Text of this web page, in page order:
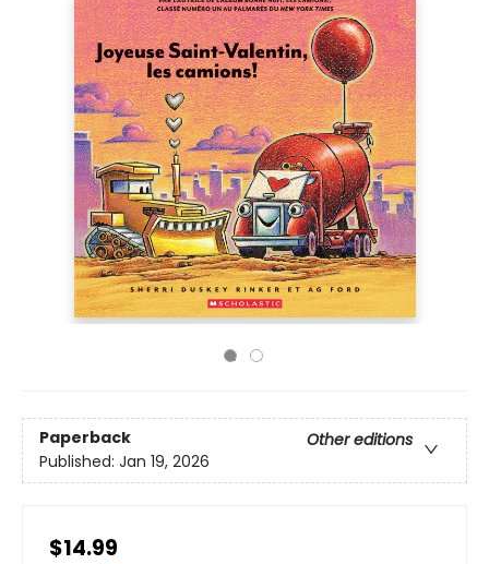
Paperback
Other editions
Published: Jan 19, 2026
$14.99